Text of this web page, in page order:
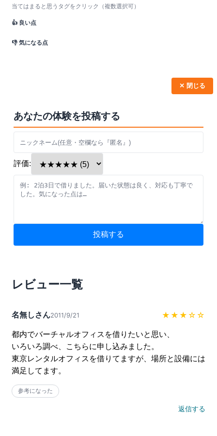
当てはまると思うタグをクリック（複数選択可）
👍 良い点
👎 気になる点
✕ 閉じる
あなたの体験を投稿する
評価:
投稿する
レビュー一覧
名無しさん2011/9/21 ★★★ ☆☆
都内でバーチャルオフィスを借りたいと思い、
いろいろ調べ、こちらに申し込みました。
東京レンタルオフィスを借りてますが、場所と設備には
満足してます。
参考になった
返信する